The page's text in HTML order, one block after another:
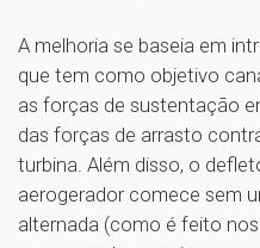
A melhoria se baseia em
que tem como objetivo
as forças de sustentação
das forças de arrasto
turbina. Além disso, o
aerogerador comece sem
alternada (como é feito